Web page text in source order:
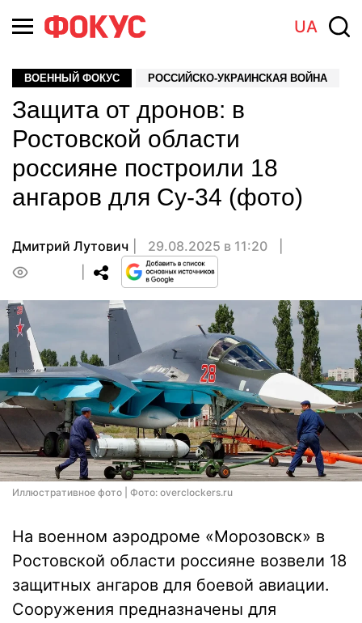
UA
ВОЕННЫЙ ФОКУС РОССИЙСКО-УКРАИНСКАЯ ВОЙНА
Защита от дронов: в
Ростовской области
россияне построили 18
ангаров для Су-34 (фото)
Дмитрий Лутович
29.08.2025 в 11:20
Иллюстративное фото | Фото: overclockers.ru
На военном аэродроме «Морозовск» в
Ростовской области россияне возвели 18
защитных ангаров для боевой авиации.
Сооружения предназначены для